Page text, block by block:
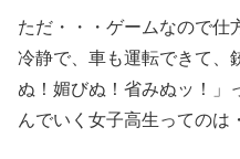
ただ・・・ゲームなので仕
冷静で、車も運転できて、
ぬ！媚びぬ！省みぬッ！」
んでいく女子高生ってのは